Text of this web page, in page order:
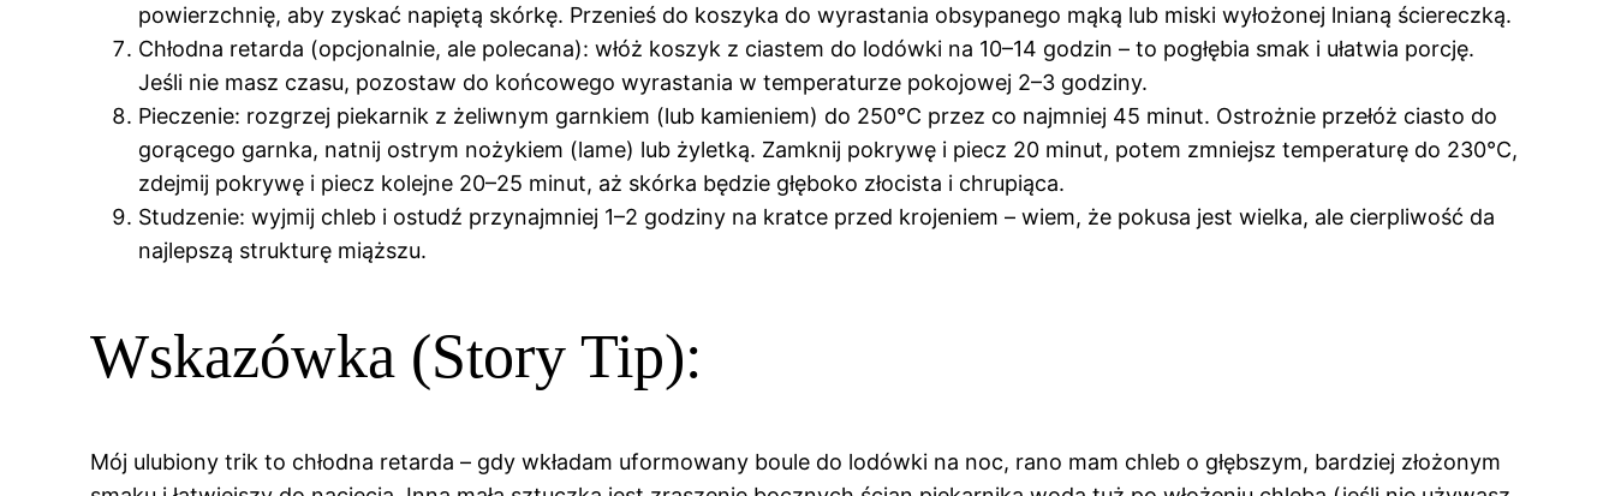
powierzchnię, aby zyskać napiętą skórkę. Przenieś do koszyka do wyrastania obsypanego mąką lub miski wyłożonej lnianą ściereczką.
Chłodna retarda (opcjonalnie, ale polecana): włóż koszyk z ciastem do lodówki na 10–14 godzin – to pogłębia smak i ułatwia porcję.
Jeśli nie masz czasu, pozostaw do końcowego wyrastania w temperaturze pokojowej 2–3 godziny.
Pieczenie: rozgrzej piekarnik z żeliwnym garnkiem (lub kamieniem) do 250°C przez co najmniej 45 minut. Ostrożnie przełóż ciasto do
gorącego garnka, natnij ostrym nożykiem (lame) lub żyletką. Zamknij pokrywę i piecz 20 minut, potem zmniejsz temperaturę do 230°C,
zdejmij pokrywę i piecz kolejne 20–25 minut, aż skórka będzie głęboko złocista i chrupiąca.
Studzenie: wyjmij chleb i ostudź przynajmniej 1–2 godziny na kratce przed krojeniem – wiem, że pokusa jest wielka, ale cierpliwość da
najlepszą strukturę miąższu.
Wskazówka (Story Tip):
Mój ulubiony trik to chłodna retarda – gdy wkładam uformowany boule do lodówki na noc, rano mam chleb o głębszym, bardziej złożonym